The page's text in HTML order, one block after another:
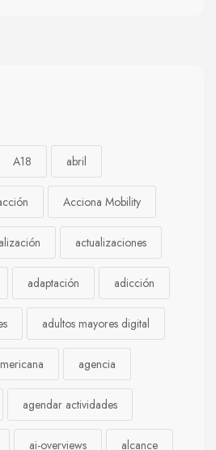
A18 abril
Acciona Mobility
actualizaciones
adaptación adicción
adultos mayores digital
agencia
agendar actividades
ai-overviews alcance